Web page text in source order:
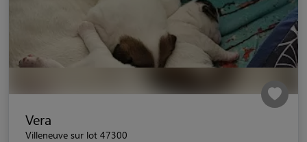
Vera
Villeneuve sur lot 47300